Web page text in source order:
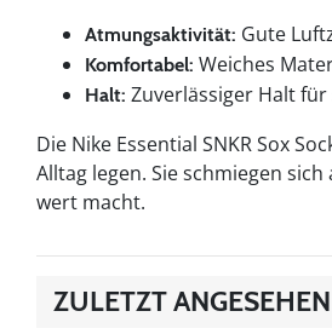
Atmungsaktivität: Gute
Komfortabel: Weiches
Halt: Zuverlässiger Halt
Die Nike Essential SNKR Sox
Alltag legen. Sie schmiegen
wert macht.
ZULETZT ANGESEHEN